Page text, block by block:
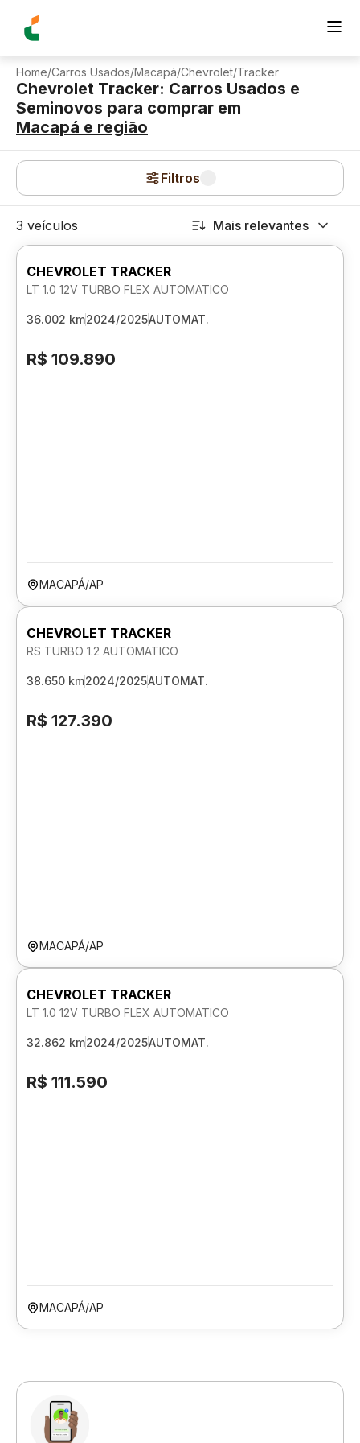
Home/Carros Usados/Macapá/Chevrolet/Tracker
Chevrolet Tracker: Carros Usados e
Seminovos para comprar em
Macapá e região
Filtros
3 veículos Mais relevantes
CHEVROLET TRACKER
LT 1.0 12V TURBO FLEX AUTOMATICO
36.002 km2024/2025AUTOMAT.
R$ 109.890
MACAPÁ/AP
CHEVROLET TRACKER
RS TURBO 1.2 AUTOMATICO
38.650 km2024/2025AUTOMAT.
R$ 127.390
MACAPÁ/AP
CHEVROLET TRACKER
LT 1.0 12V TURBO FLEX AUTOMATICO
32.862 km2024/2025AUTOMAT.
R$ 111.590
MACAPÁ/AP